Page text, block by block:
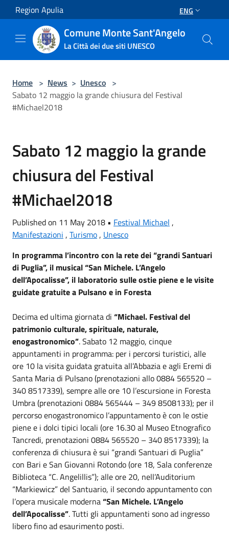
Salta al contenuto principale
Region Apulia ENG
Comune Monte Sant'Angelo
La Città dei due siti UNESCO
Home > News > Unesco >
Sabato 12 maggio la grande chiusura del Festival
#Michael2018
Sabato 12 maggio la grande
chiusura del Festival
#Michael2018
Published on 11 May 2018 • Festival Michael ,
Manifestazioni , Turismo, Unesco
In programma l’incontro con la rete dei “grandi Santuari
di Puglia”, il musical “San Michele. L’Angelo
dell’Apocalisse”, il laboratorio sulle ostie piene e le visite
guidate gratuite a Pulsano e in Foresta
Decima ed ultima giornata di “Michael. Festival del
patrimonio culturale, spirituale, naturale,
enogastronomico”. Sabato 12 maggio, cinque
appuntamenti in programma: per i percorsi turistici, alle
ore 10 la visita guidata gratuita all’Abbazia e agli Eremi di
Santa Maria di Pulsano (prenotazioni allo 0884 565520 –
340 8517339), sempre alle ore 10 l’escursione in Foresta
Umbra (prenotazioni 0884 565444 – 349 8508133); per il
percorso enogastronomico l’appuntamento è con le ostie
piene e i dolci tipici locali (ore 16.30 al Museo Etnografico
Tancredi, prenotazioni 0884 565520 – 340 8517339); la
conferenza di chiusura è sui “grandi Santuari di Puglia”
con Bari e San Giovanni Rotondo (ore 18, Sala conferenze
Biblioteca “C. Angelillis”); alle ore 20, nell’Auditorium
“Markiewicz” del Santuario, il secondo appuntamento con
l’opera musicale moderna“San Michele. L’Angelo
dell’Apocalisse”. Tutti gli appuntamenti sono ad ingresso
libero fino ad esaurimento posti.